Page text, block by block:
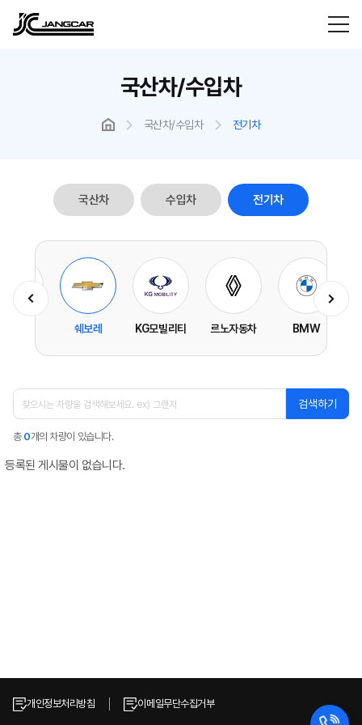
국산차/수입차
국산차/수입차 전기차
국산차 수입차 전기차
쉐보레 KG모빌리티 르노자동차 BMW
총 0개의 차량이 있습니다.
검색하기
등록된 게시물이 없습니다.
개인정보처리방침 이메일무단수집거부